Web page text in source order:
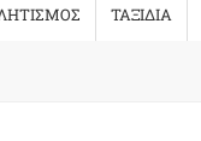
ΤΑΞΙΔΙΑ